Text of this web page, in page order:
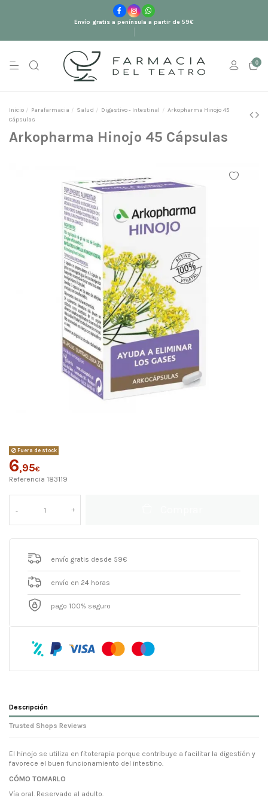
Envío gratis a península a partir de 59€
0
Inicio Parafarmacia Salud Digestivo - Intestinal
Arkopharma Hinojo 45
Cápsulas
Arkopharma Hinojo 45 Cápsulas
Fuera de stock
6,95€
Referencia 183119
envío gratis desde 59€
envío en 24 horas
pago 100% seguro
Descripción
Trusted Shops Reviews
El hinojo se utiliza en fitoterapia porque contribuye a facilitar la digestión y
favorece el buen funcionamiento del intestino.
CÓMO TOMARLO
Vía oral. Reservado al adulto.